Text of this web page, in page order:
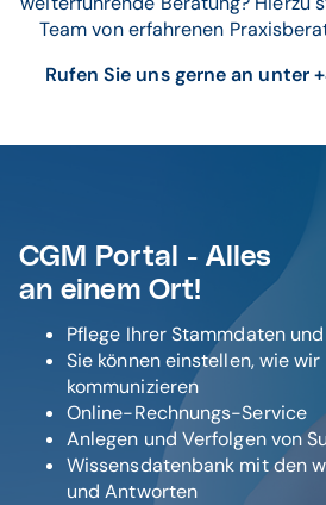
Team von erfahrenen
Rufen Sie uns gerne an unter
CGM Portal - Alles
an einem Ort!
Pflege Ihrer Stammdaten
Sie können einstellen, wie
kommunizieren
Online-Rechnungs-Service
Anlegen und Verfolgen von
Wissensdatenbank mit den
und Antworten